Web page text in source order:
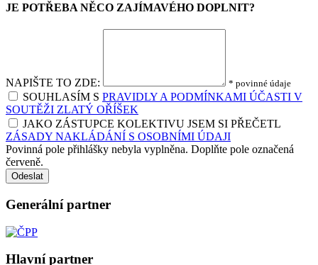
JE POTŘEBA NĚCO ZAJÍMAVÉHO DOPLNIT?
NAPIŠTE TO ZDE: * povinné údaje
SOUHLASÍM S PRAVIDLY A PODMÍNKAMI ÚČASTI V
SOUTĚŽI ZLATÝ OŘÍŠEK
JAKO ZÁSTUPCE KOLEKTIVU JSEM SI PŘEČETL
ZÁSADY NAKLÁDÁNÍ S OSOBNÍMI ÚDAJI
Povinná pole přihlášky nebyla vyplněna. Doplňte pole označená
červeně.
Odeslat
Generální partner
Hlavní partner